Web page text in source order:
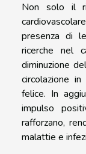
Non solo il
presenza di
ricerche nel
diminuzione
circolazione
felice. In
impulso
rafforzano,
malattie e